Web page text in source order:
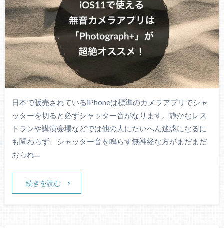
日本で販売されているiPhoneは標準のカメラアプリでシャ
ッターを切ると必ずシャッター音がなります。静かなレス
トランや講演会場などでは他の人にたいへん迷惑になるに
も関わらず、シャッター音を鳴らす無神経な方がまだまだ
おられ…
続きを読む